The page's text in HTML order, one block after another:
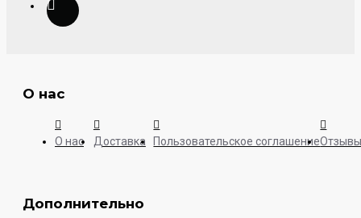
О нас
О нас Доставка Пользовательское соглашение
Дополнительно